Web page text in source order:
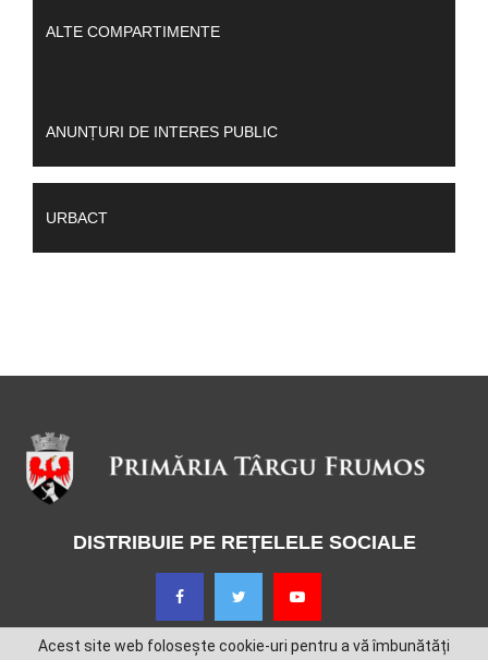
ALTE COMPARTIMENTE
ANUNȚURI DE INTERES PUBLIC
URBACT
DISTRIBUIE PE REȚELELE SOCIALE
Acest site web folosește cookie-uri pentru a vă îmbunătăți